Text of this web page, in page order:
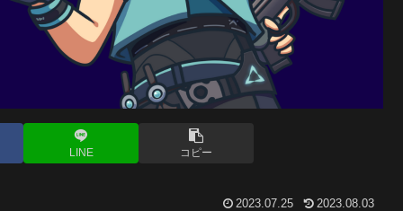
LINE コピー
2023.07.25 2023.08.03